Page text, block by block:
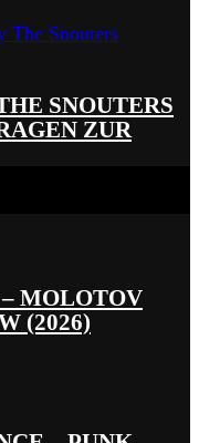
SNOUTERS
ZUR
MOLOTOV
(2026)